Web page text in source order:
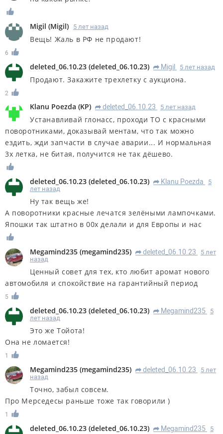
Migil (Migil) 5 лет назад
Вещь! Жаль в РФ не продают!
6
deleted_06.10.23 (deleted_06.10.23) R Migil 5 лет назад
Продают. Закажите трехлетку с аукциона.
2
Klanu Poezda (KP) R deleted_06.10.23 5 лет назад
Устанавливай глонасс, проходи ТО с красными
поворотниками, доказывай ментам, что так можно
ездить, жди запчасти в случае аварии... И нормальная
3х летка, не битая, получится не так дёшево.
deleted_06.10.23 (deleted_06.10.23) R Klanu Poezda
5
лет назад
Ну так вещь же!
А поворотники красные лечатся зелёными лампочками.
Япошки так штатно в 00х делали и для Европы и нас
Megamind235 (megamind235) R deleted_06.10.23
5 лет
назад
Ценный совет для тех, кто любит аромат нового
автомобиля и спокойствие на гарантийный период
5
deleted_06.10.23 (deleted_06.10.23) R Megamind235
5
лет назад
Это же Тойота!
Она не ломается!
1
Megamind235 (megamind235) R deleted_06.10.23
5 лет
назад
Точно, забыл совсем.
Про Мерседесы раньше тоже так говорили )
1
deleted_06.10.23 (deleted_06.10.23) R Megamind235
5